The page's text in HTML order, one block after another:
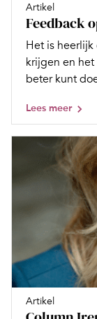
Artikel
Feedback
Het is
krijgen en
beter kunt
Lees meer
Artikel